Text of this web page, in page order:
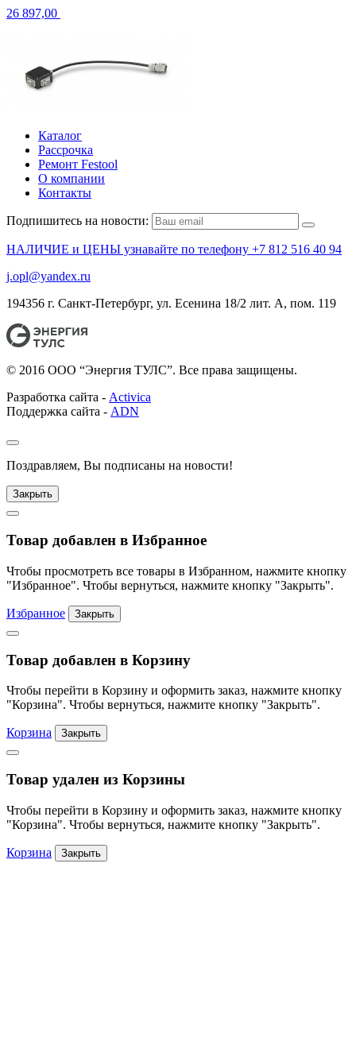
26 897,00
Каталог
Рассрочка
Ремонт Festool
О компании
Контакты
Подпишитесь на новости:
НАЛИЧИЕ и ЦЕНЫ узнавайте по телефону +7 812 516 40 94
j.opl@yandex.ru
194356 г. Санкт-Петербург, ул. Есенина 18/2 лит. А, пом. 119
© 2016 ООО “Энергия ТУЛС”. Все права защищены.
Разработка сайта - Activica
Поддержка сайта - ADN
Поздравляем, Вы подписаны на новости!
Закрыть
Товар добавлен в Избранное
Чтобы просмотреть все товары в Избранном, нажмите кнопку
"Избранное". Чтобы вернуться, нажмите кнопку "Закрыть".
Избранное Закрыть
Товар добавлен в Корзину
Чтобы перейти в Корзину и оформить заказ, нажмите кнопку
"Корзина". Чтобы вернуться, нажмите кнопку "Закрыть".
Корзина Закрыть
Товар удален из Корзины
Чтобы перейти в Корзину и оформить заказ, нажмите кнопку
"Корзина". Чтобы вернуться, нажмите кнопку "Закрыть".
Корзина Закрыть